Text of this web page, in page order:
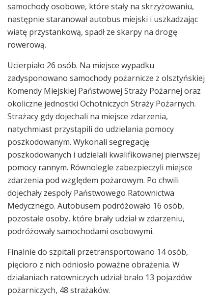
samochody osobowe, które stały na skrzyżowaniu,
następnie staranował autobus miejski i uszkadzając
wiatę przystankową, spadł ze skarpy na drogę
rowerową.
Ucierpiało 26 osób. Na miejsce wypadku
zadysponowano samochody pożarnicze z olsztyńskiej
Komendy Miejskiej Państwowej Straży Pożarnej oraz
okoliczne jednostki Ochotniczych Straży Pożarnych.
Strażacy gdy dojechali na miejsce zdarzenia,
natychmiast przystąpili do udzielania pomocy
poszkodowanym. Wykonali segregację
poszkodowanych i udzielali kwalifikowanej pierwszej
pomocy rannym. Równolegle zabezpieczyli miejsce
zdarzenia pod względem pożarowym. Po chwili
dojechały zespoły Państwowego Ratownictwa
Medycznego. Autobusem podróżowało 16 osób,
pozostałe osoby, które brały udział w zdarzeniu,
podróżowały samochodami osobowymi.
Finalnie do szpitali przetransportowano 14 osób,
pięcioro z nich odniosło poważne obrażenia. W
działaniach ratowniczych udział brało 13 pojazdów
pożarniczych, 48 strażaków.